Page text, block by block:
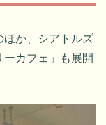
ほか、シアトルズ
カフェ」も展開